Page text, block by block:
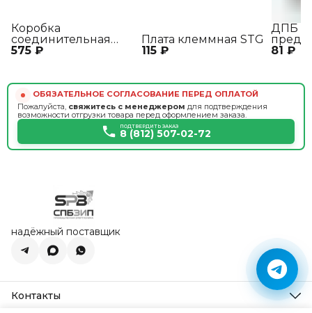
575 ₽
Коробка
соединительная
КС3-2
115 ₽
Плата клеммная STG
81 ₽
ДПБ
ОБЯЗАТЕЛЬНОЕ СОГЛАСОВАНИЕ ПЕРЕД ОПЛАТОЙ
Пожалуйста, свяжитесь с менеджером для подтверждения
возможности отгрузки товара перед оформлением заказа.
ПОДТВЕРДИТЬ ЗАКАЗ
8 (812) 507-02-72
надёжный поставщик
Контакты